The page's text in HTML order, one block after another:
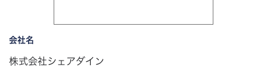
会社名
株式会社シェアダイン